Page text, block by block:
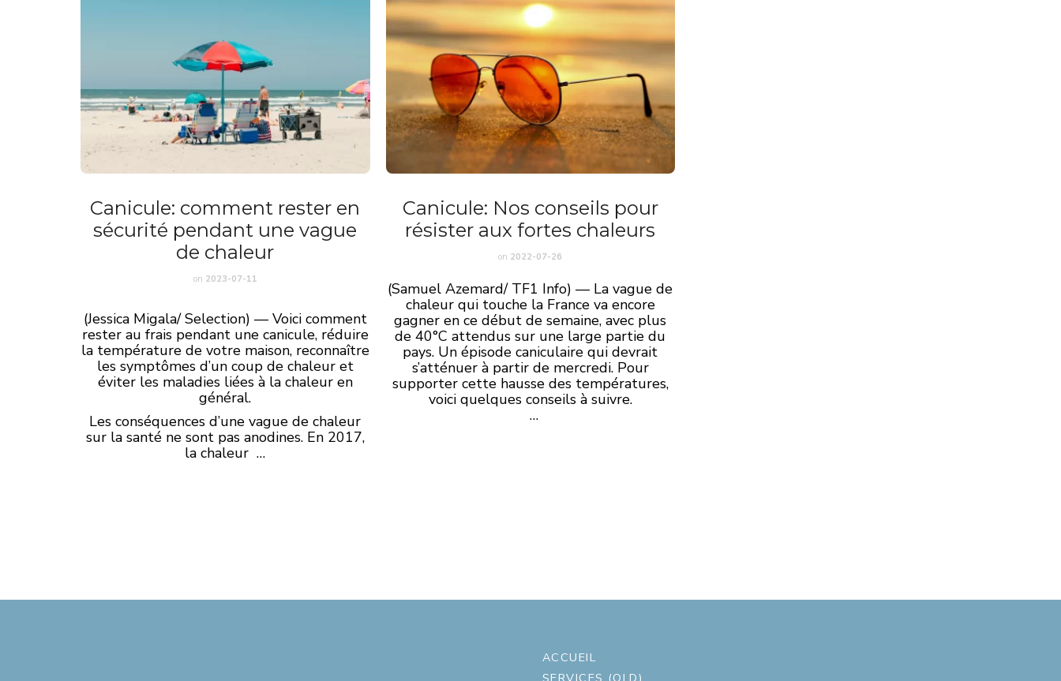
Canicule: comment rester en
sécurité pendant une vague
de chaleur
on 2023-07-11
(Jessica Migala/ Selection) — Voici comment
rester au frais pendant une canicule, réduire
la température de votre maison, reconnaître
les symptômes d’un coup de chaleur et
éviter les maladies liées à la chaleur en
général.
Les conséquences d’une vague de chaleur
sur la santé ne sont pas anodines. En 2017,
la chaleur …
Canicule: Nos conseils pour
résister aux fortes chaleurs
on 2022-07-26
(Samuel Azemard/ TF1 Info) — La vague de
chaleur qui touche la France va encore
gagner en ce début de semaine, avec plus
de 40°C attendus sur une large partie du
pays. Un épisode caniculaire qui devrait
s’atténuer à partir de mercredi. Pour
supporter cette hausse des températures,
voici quelques conseils à suivre.
…
ACCUEIL
SERVICES (OLD)